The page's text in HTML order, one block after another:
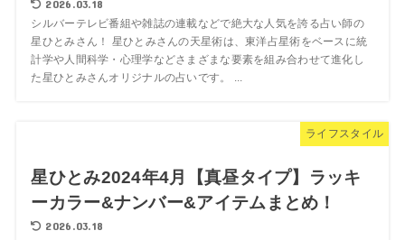
2026.03.18
シルバーテレビ番組や雑誌の連載などで絶大な人気を誇る占い師の
星ひとみさん！ 星ひとみさんの天星術は、東洋占星術をベースに統
計学や人間科学・心理学などさまざまな要素を組み合わせて進化し
た星ひとみさんオリジナルの占いです。 ...
ライフスタイル
星ひとみ2024年4月【真昼タイプ】ラッキ
ーカラー&ナンバー&アイテムまとめ！
2026.03.18